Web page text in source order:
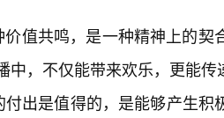
价值共鸣，是一种精神上的契
中，不仅能带来欢乐，更能
付出是值得的，是能够产生